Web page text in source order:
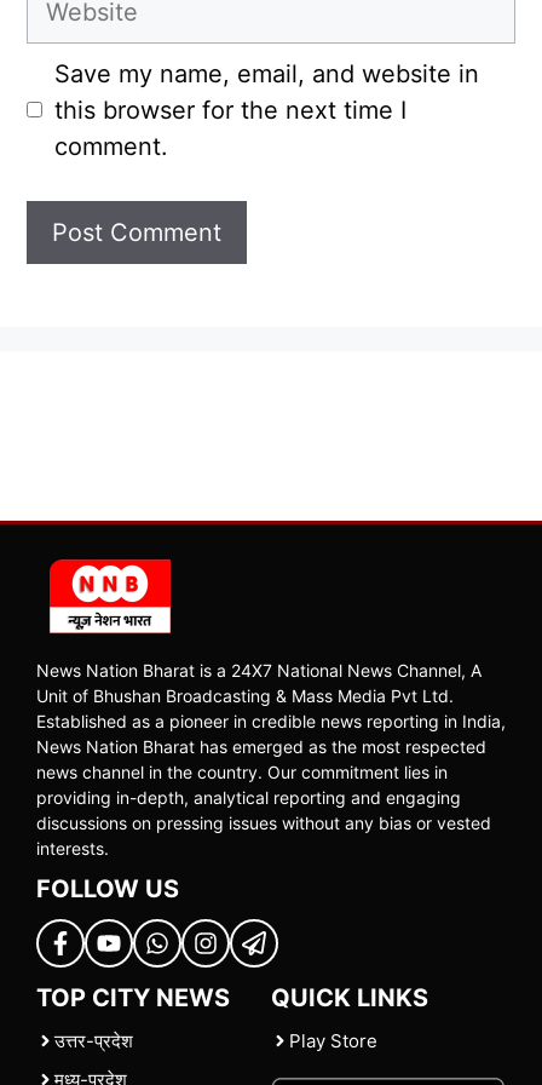
Save my name, email, and website in
this browser for the next time I
comment.
News Nation Bharat is a 24X7 National News Channel, A
Unit of Bhushan Broadcasting & Mass Media Pvt Ltd.
Established as a pioneer in credible news reporting in India,
News Nation Bharat has emerged as the most respected
news channel in the country. Our commitment lies in
providing in-depth, analytical reporting and engaging
discussions on pressing issues without any bias or vested
interests.
FOLLOW US
TOP CITY NEWS
उत्तर-प्रदेश
मध्य-प्रदेश
QUICK LINKS
Play Store